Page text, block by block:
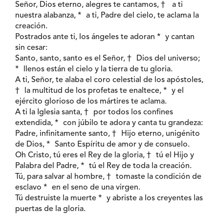
Señor, Dios eterno, alegres te cantamos, † a ti
nuestra alabanza, * a ti, Padre del cielo, te aclama la
creación.
Postrados ante ti, los ángeles te adoran * y cantan
sin cesar:
Santo, santo, santo es el Señor, † Dios del universo;
* llenos están el cielo y la tierra de tu gloria.
A ti, Señor, te alaba el coro celestial de los apóstoles,
† la multitud de los profetas te enaltece, * y el
ejército glorioso de los mártires te aclama.
A ti la Iglesia santa, † por todos los confines
extendida, * con júbilo te adora y canta tu grandeza:
Padre, infinitamente santo, † Hijo eterno, unigénito
de Dios, * Santo Espíritu de amor y de consuelo.
Oh Cristo, tú eres el Rey de la gloria, † tú el Hijo y
Palabra del Padre, * tú el Rey de toda la creación.
Tú, para salvar al hombre, † tomaste la condición de
esclavo * en el seno de una virgen.
Tú destruiste la muerte * y abriste a los creyentes las
puertas de la gloria.